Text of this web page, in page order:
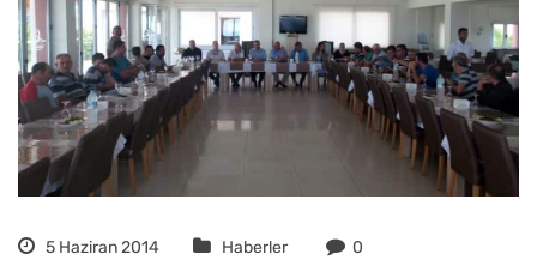
5 Haziran 2014 Haberler 0